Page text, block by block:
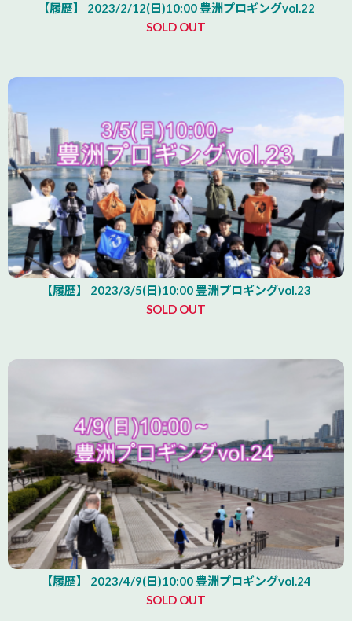
【履歴】 2023/2/12(日)10:00 豊洲プロギングvol.22
SOLD OUT
【履歴】 2023/3/5(日)10:00 豊洲プロギングvol.23
SOLD OUT
【履歴】 2023/4/9(日)10:00 豊洲プロギングvol.24
SOLD OUT